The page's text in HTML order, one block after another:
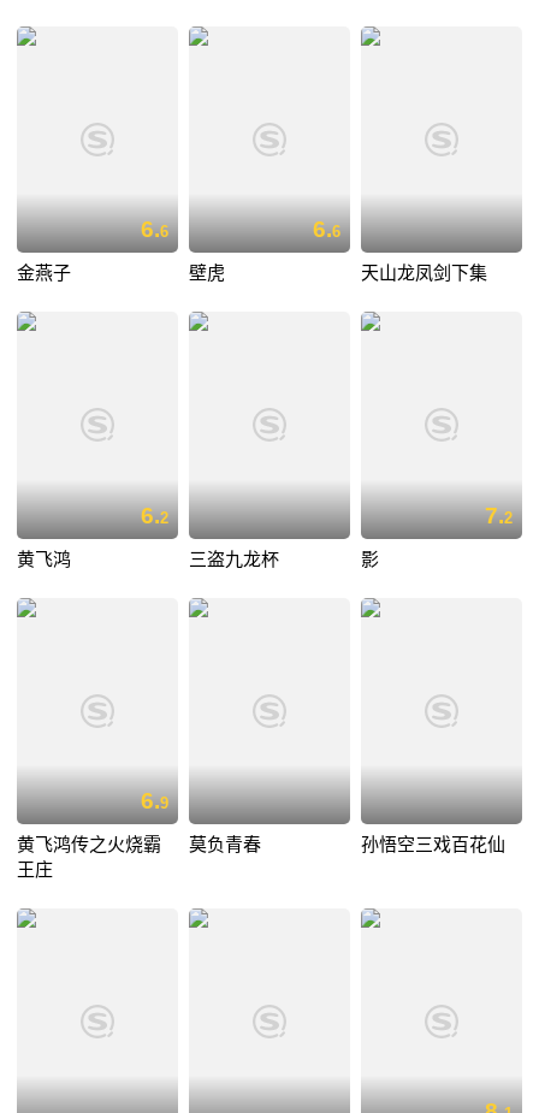
6.6
金燕子
6.6
壁虎 天山龙凤剑下集
6.2
黄飞鸿 三盗九龙杯
7.2
影
6.9
黄飞鸿传之火烧霸
王庄
莫负青春 孙悟空三戏百花仙